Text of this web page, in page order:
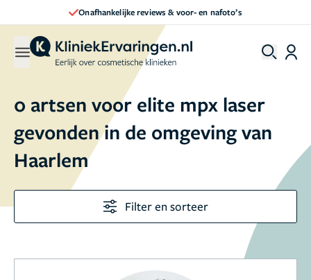
Onafhankelijke reviews & voor- en nafoto’s
0 artsen voor elite mpx laser
gevonden in de omgeving van
Haarlem
Filter en sorteer